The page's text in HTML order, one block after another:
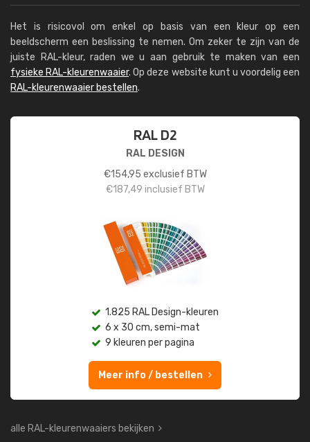
Het is risicovol om enkel op basis van een kleur op een
beeldscherm een beslissing te nemen. Om zeker te zijn van de
juiste RAL-kleur, raden we u aan gebruik te maken van een
fysieke RAL-kleurenwaaier. Op deze website kunt u voordelig een
RAL-kleurenwaaier bestellen.
RAL D2
RAL DESIGN
€154,95 exclusief BTW
€187,49 inclusief BTW
1.825 RAL Design-kleuren
6 x 30 cm, semi-mat
9 kleuren per pagina
Meer info / bestellen
alle RAL-kleurenwaaiers bekijken